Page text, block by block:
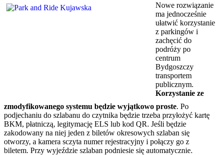
Nowe rozwiązanie
ma jednocześnie
ułatwić korzystanie
z parkingów i
zachęcić do
podróży po
centrum
Bydgoszczy
transportem
publicznym.
Korzystanie ze
zmodyfikowanego systemu będzie wyjątkowo proste. Po
podjechaniu do szlabanu do czytnika będzie trzeba przyłożyć kartę
BKM, płatniczą, legitymację ELS lub kod QR. Jeśli będzie
zakodowany na niej jeden z biletów okresowych szlaban się
otworzy, a kamera sczyta numer rejestracyjny i połączy go z
biletem. Przy wyjeździe szlaban podniesie się automatycznie.